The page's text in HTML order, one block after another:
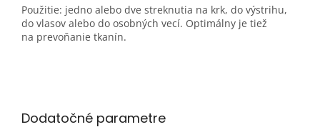
Použitie: jedno alebo dve streknutia na krk, do výstrihu,
do vlasov alebo do osobných vecí. Optimálny je tiež
na prevoňanie tkanín.
Dodatočné parametre